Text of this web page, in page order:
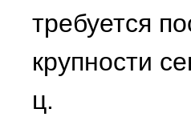
требуется
крупности
ц.